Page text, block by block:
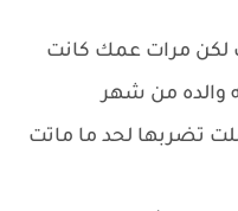
لكن مرات عمك كانت
والده من شهر
تضربها لحد ما ماتت